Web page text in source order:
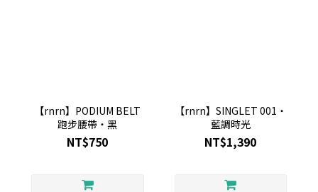
【rnrn】PODIUM BELT
跑步腰帶・黑
NT$750
【rnrn】SINGLET 001・
藍調時光
NT$1,390